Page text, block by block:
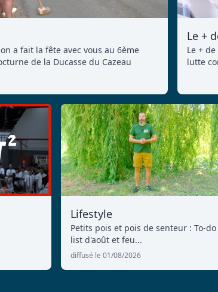
a fait la fête avec vous au 6ème
de la Ducasse du Cazeau
Le +
Le +
lutte
Lifestyle
Petits pois et pois de senteur : To-do
list d'août et feu...
diffusé le 01/08/2026